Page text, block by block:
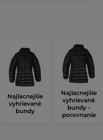
Najlacnejšie
vyhrievané
bundy
Najlacnejšie
vyhrievané
bundy -
porovnanie